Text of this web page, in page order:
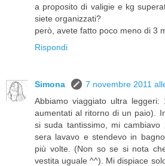
a proposito di valigie e kg
siete organizzati?
però, avete fatto poco meno di 3
Rispondi
Simona
7 novembre 2011
Abbiamo viaggiato ultra
aumentati al ritorno di un paio).
si suda tantissimo, mi
sera lavavo e stendevo in
più volte. (Non so se si nota
vestita uguale ^^). Mi dispiace